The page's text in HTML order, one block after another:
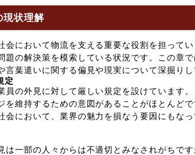
現状理解
会において物流を支える重要な役割を担って
題の解決策を模索している状況です。この章
葉遣いに関する偏見や現実について深掘りし
定
員の外見に対して厳しい規定を設けています
を維持するための意図があることがほとんど
会において、業界の魅力を損なう要因にもな
は一部の人々からは不適切とみなされがちで